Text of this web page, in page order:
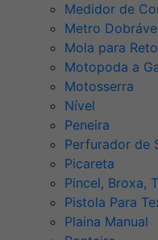
Medidor de
Metro
Mola para
Motopoda a
Motosserra
Nível
Peneira
Perfurador de
Picareta
Pincel, Broxa,
Pistola Para
Plaina Manual